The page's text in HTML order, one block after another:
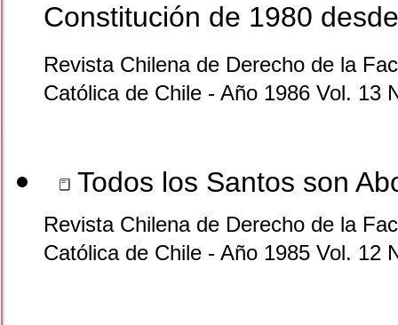
Constitución de 1980
Revista Chilena de Derecho de la
Católica de Chile - Año 1986 Vol. 13
Todos los Santos son
Revista Chilena de Derecho de la
Católica de Chile - Año 1985 Vol. 12